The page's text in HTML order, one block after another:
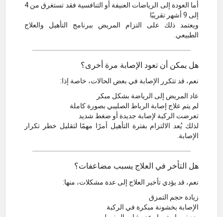
أما العودة إلى الرياضات العنيفة أو التنافسية فقد تستغرق من 4
إلى 9 أشهر تقريبًا
ويعتمد ذلك على التزام المريض ببرنامج التأهيل والعلاج
الطبيعي.
هل يمكن أن تعود الإصابة مرة أخرى؟
نعم، قد تتكرر الإصابة في بعض الحالات، خاصة إذا:
عاد المريض إلى الرياضة بشكل مبكر
لم يتم علاج إصابة الرباط الصليبي بصورة كاملة
تعرضت الركبة لإصابة جديدة أو ضغط شديد
لذلك يُعد الالتزام بفترة التأهيل أمرًا مهمًا لتقليل خطر تكرار
الإصابة.
هل التأخر في العلاج يسبب مضاعفات؟
نعم، قد يؤدي تأخير العلاج إلى عدة مشكلات، منها:
زيادة حجم التمزق
الإصابة بخشونة مبكرة في الركبة